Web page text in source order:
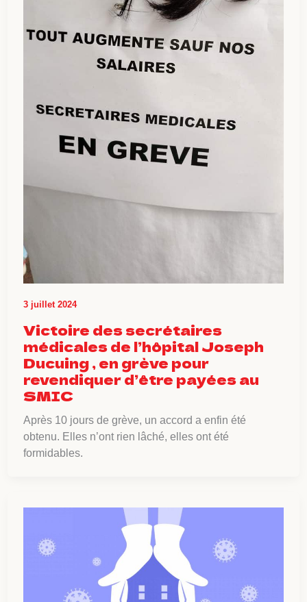
3 juillet 2024
Victoire des secrétaires
médicales de l’hôpital Joseph
Ducuing , en grève pour
revendiquer d’être payées au
SMIC
Après 10 jours de grève, un accord a enfin été
obtenu. Elles n’ont rien lâché, elles ont été
formidables.